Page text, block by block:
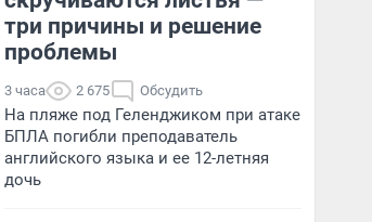
три причины и решение
проблемы
3 часа 2 675 Обсудить
На пляже под Геленджиком при атаке
БПЛА погибли преподаватель
английского языка и ее 12-летняя
дочь